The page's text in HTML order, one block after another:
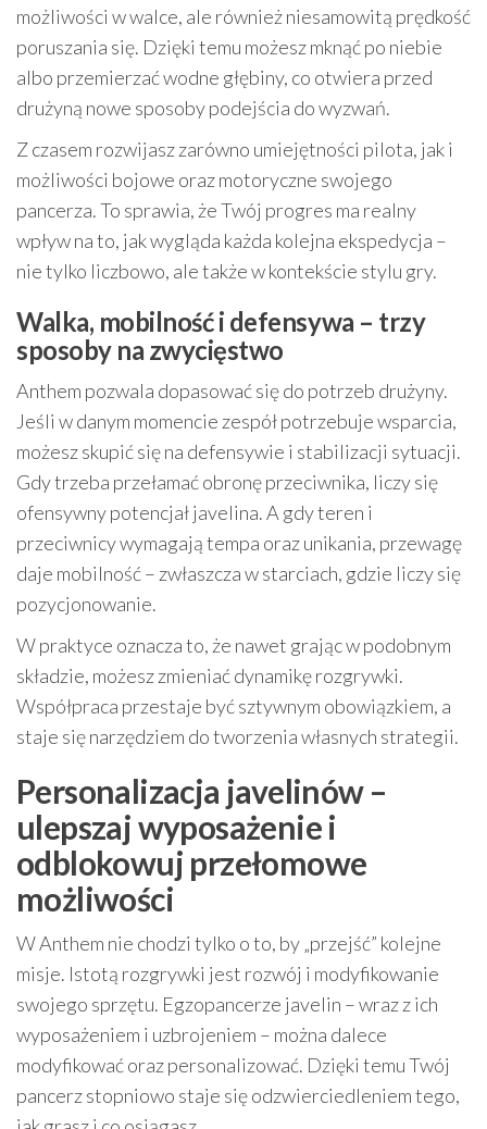
możliwości w walce, ale również niesamowitą prędkość
poruszania się. Dzięki temu możesz mknąć po niebie
albo przemierzać wodne głębiny, co otwiera przed
drużyną nowe sposoby podejścia do wyzwań.
Z czasem rozwijasz zarówno umiejętności pilota, jak i
możliwości bojowe oraz motoryczne swojego
pancerza. To sprawia, że Twój progres ma realny
wpływ na to, jak wygląda każda kolejna ekspedycja –
nie tylko liczbowo, ale także w kontekście stylu gry.
Walka, mobilność i defensywa – trzy
sposoby na zwycięstwo
Anthem pozwala dopasować się do potrzeb drużyny.
Jeśli w danym momencie zespół potrzebuje wsparcia,
możesz skupić się na defensywie i stabilizacji sytuacji.
Gdy trzeba przełamać obronę przeciwnika, liczy się
ofensywny potencjał javelina. A gdy teren i
przeciwnicy wymagają tempa oraz unikania, przewagę
daje mobilność – zwłaszcza w starciach, gdzie liczy się
pozycjonowanie.
W praktyce oznacza to, że nawet grając w podobnym
składzie, możesz zmieniać dynamikę rozgrywki.
Współpraca przestaje być sztywnym obowiązkiem, a
staje się narzędziem do tworzenia własnych strategii.
Personalizacja javelinów –
ulepszaj wyposażenie i
odblokowuj przełomowe
możliwości
W Anthem nie chodzi tylko o to, by „przejść” kolejne
misje. Istotą rozgrywki jest rozwój i modyfikowanie
swojego sprzętu. Egzopancerze javelin – wraz z ich
wyposażeniem i uzbrojeniem – można dalece
modyfikować oraz personalizować. Dzięki temu Twój
pancerz stopniowo staje się odzwierciedleniem tego,